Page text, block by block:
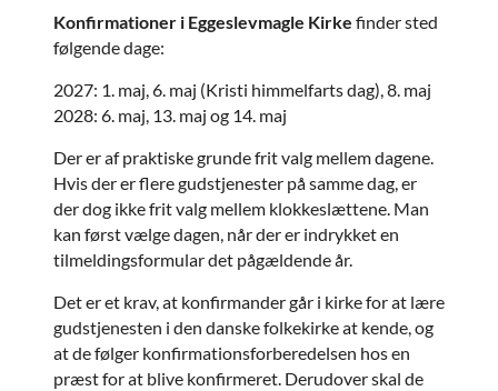
Konfirmationer i Eggeslevmagle Kirke finder sted
følgende dage:
2027: 1. maj, 6. maj (Kristi himmelfarts dag), 8. maj
2028: 6. maj, 13. maj og 14. maj
Der er af praktiske grunde frit valg mellem dagene.
Hvis der er flere gudstjenester på samme dag, er
der dog ikke frit valg mellem klokkeslættene. Man
kan først vælge dagen, når der er indrykket en
tilmeldingsformular det pågældende år.
Det er et krav, at konfirmander går i kirke for at lære
gudstjenesten i den danske folkekirke at kende, og
at de følger konfirmationsforberedelsen hos en
præst for at blive konfirmeret. Derudover skal de